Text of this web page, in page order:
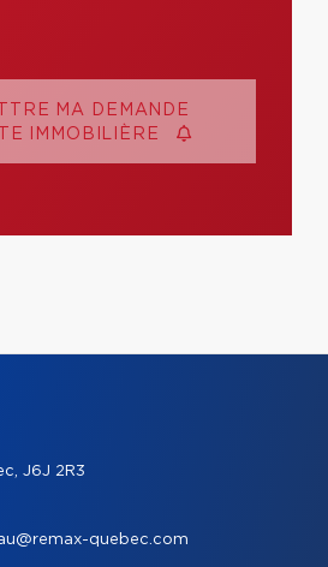
MA DEMANDE
IMMOBILIÈRE
J6J 2R3
quebec.com